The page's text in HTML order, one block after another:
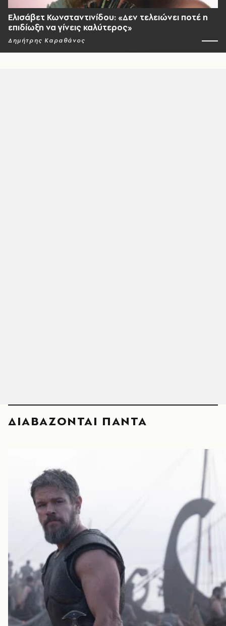
Ελισάβετ Κωνσταντινίδου: «Δεν τελειώνει ποτέ η
επιδίωξη να γίνεις καλύτερος»
Δημήτρης Καραθάνος
ΔΙΑΒΑΖΟΝΤΑΙ ΠΑΝΤΑ